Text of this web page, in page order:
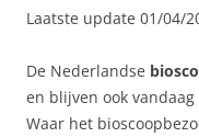
Laatste update 01/04/
De Nederlandse
en blijven ook
Waar het